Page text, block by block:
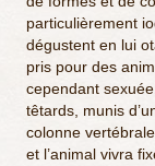
particulièrement
dégustent en lui
pris pour des
cependant
têtards, munis
colonne
et l’animal vivra